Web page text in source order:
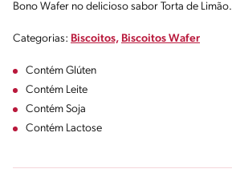
Bono Wafer no delicioso sabor Torta de Limão.
Categorias: Biscoitos, Biscoitos Wafer
Contém Glúten
Contém Leite
Contém Soja
Contém Lactose